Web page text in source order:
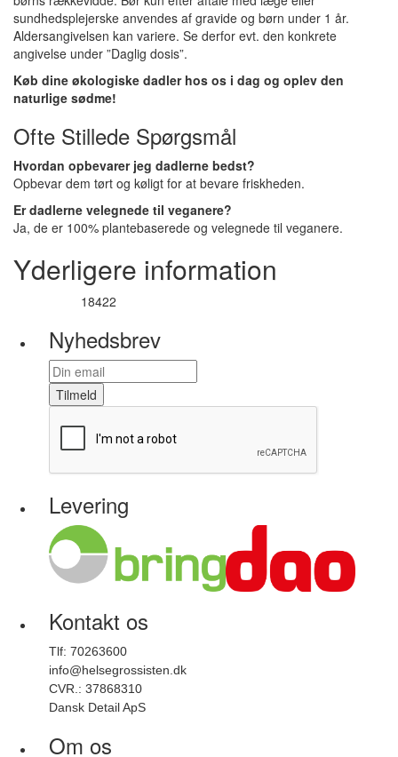
sundhedsplejerske anvendes af gravide og børn under 1 år.
Aldersangivelsen kan variere. Se derfor evt. den konkrete
angivelse under ”Daglig dosis”.
Køb dine økologiske dadler hos os i dag og oplev den
naturlige sødme!
Ofte Stillede Spørgsmål
Hvordan opbevarer jeg dadlerne bedst?
Opbevar dem tørt og køligt for at bevare friskheden.
Er dadlerne velegnede til veganere?
Ja, de er 100% plantebaserede og velegnede til veganere.
Yderligere information
18422
Nyhedsbrev
Tilmeld
Levering
Kontakt os
Tlf: 70263600
info@helsegrossisten.dk
CVR.: 37868310
Dansk Detail ApS
Om os